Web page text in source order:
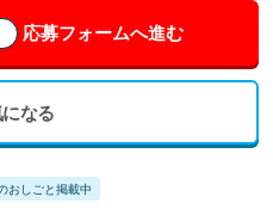
応募フォームへ進む
なる
おしごと掲載中